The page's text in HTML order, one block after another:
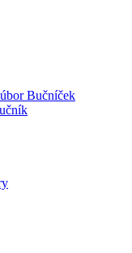
Bučníček